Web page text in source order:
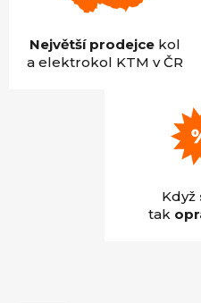
Největší prodejcekol
a elektrokol KTM v ČR
Když
tak